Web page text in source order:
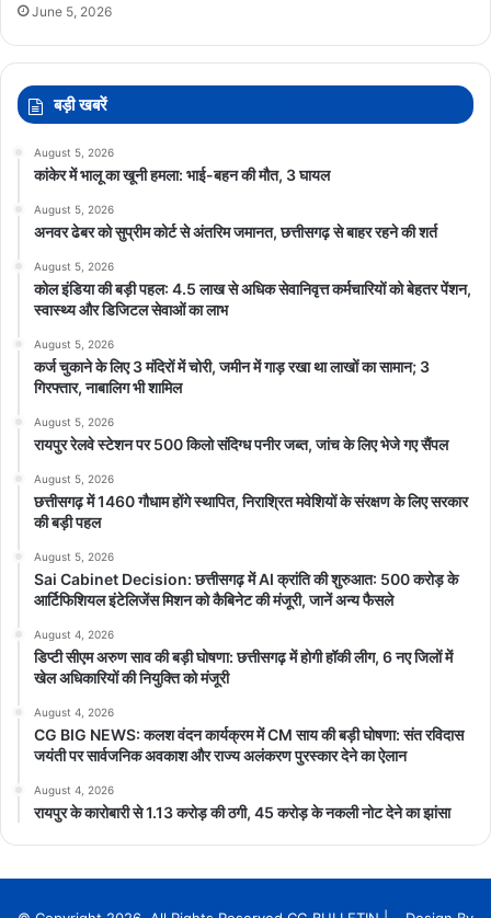
June 5, 2026
बड़ी खबरें
August 5, 2026
कांकेर में भालू का खूनी हमला: भाई-बहन की मौत, 3 घायल
August 5, 2026
अनवर ढेबर को सुप्रीम कोर्ट से अंतरिम जमानत, छत्तीसगढ़ से बाहर रहने की शर्त
August 5, 2026
कोल इंडिया की बड़ी पहल: 4.5 लाख से अधिक सेवानिवृत्त कर्मचारियों को बेहतर पेंशन,
स्वास्थ्य और डिजिटल सेवाओं का लाभ
August 5, 2026
कर्ज चुकाने के लिए 3 मंदिरों में चोरी, जमीन में गाड़ रखा था लाखों का सामान; 3
गिरफ्तार, नाबालिग भी शामिल
August 5, 2026
रायपुर रेलवे स्टेशन पर 500 किलो संदिग्ध पनीर जब्त, जांच के लिए भेजे गए सैंपल
August 5, 2026
छत्तीसगढ़ में 1460 गौधाम होंगे स्थापित, निराश्रित मवेशियों के संरक्षण के लिए सरकार
की बड़ी पहल
August 5, 2026
Sai Cabinet Decision: छत्तीसगढ़ में AI क्रांति की शुरुआत: 500 करोड़ के
आर्टिफिशियल इंटेलिजेंस मिशन को कैबिनेट की मंजूरी, जानें अन्य फैसले
August 4, 2026
डिप्टी सीएम अरुण साव की बड़ी घोषणा: छत्तीसगढ़ में होगी हॉकी लीग, 6 नए जिलों में
खेल अधिकारियों की नियुक्ति को मंजूरी
August 4, 2026
CG BIG NEWS: कलश वंदन कार्यक्रम में CM साय की बड़ी घोषणा: संत रविदास
जयंती पर सार्वजनिक अवकाश और राज्य अलंकरण पुरस्कार देने का ऐलान
August 4, 2026
रायपुर के कारोबारी से 1.13 करोड़ की ठगी, 45 करोड़ के नकली नोट देने का झांसा